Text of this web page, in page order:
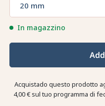
20 mm
In magazzino
Acquistado questo prodotto
4,00 €sul tuo programma di